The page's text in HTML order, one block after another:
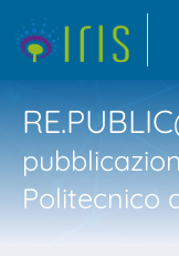
Politecnico